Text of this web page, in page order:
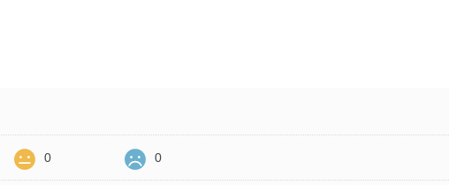
0 0